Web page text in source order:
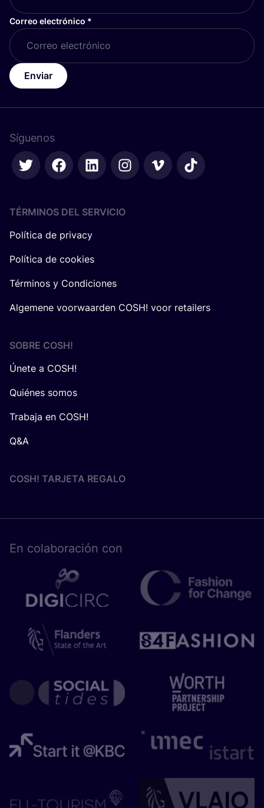
Correo electrónico *
Enviar
Síguenos
TÉRMINOS DEL SERVICIO
Política de privacy
Política de cookies
Términos y Condiciones
Algemene voorwaarden COSH! voor retailers
SOBRE COSH!
Únete a COSH!
Quiénes somos
Trabaja en COSH!
Q&A
COSH! TARJETA REGALO
En cola­bo­ra­ción con